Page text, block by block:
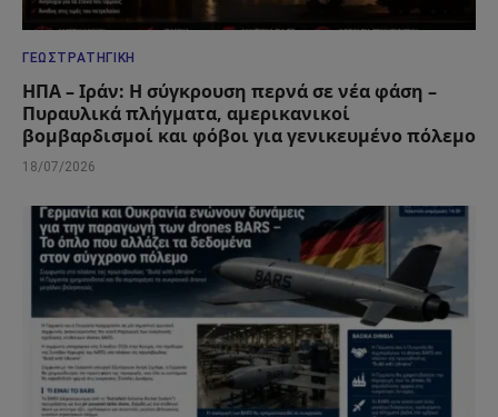
ΓΕΩΣΤΡΑΤΗΓΙΚΉ
ΗΠΑ – Ιράν: Η σύγκρουση περνά σε νέα φάση –
Πυραυλικά πλήγματα, αμερικανικοί
βομβαρδισμοί και φόβοι για γενικευμένο πόλεμο
18/07/2026